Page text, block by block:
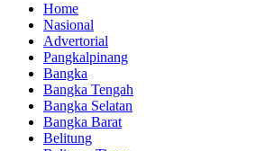
Home
Nasional
Advertorial
Pangkalpinang
Bangka
Bangka Tengah
Bangka Selatan
Bangka Barat
Belitung